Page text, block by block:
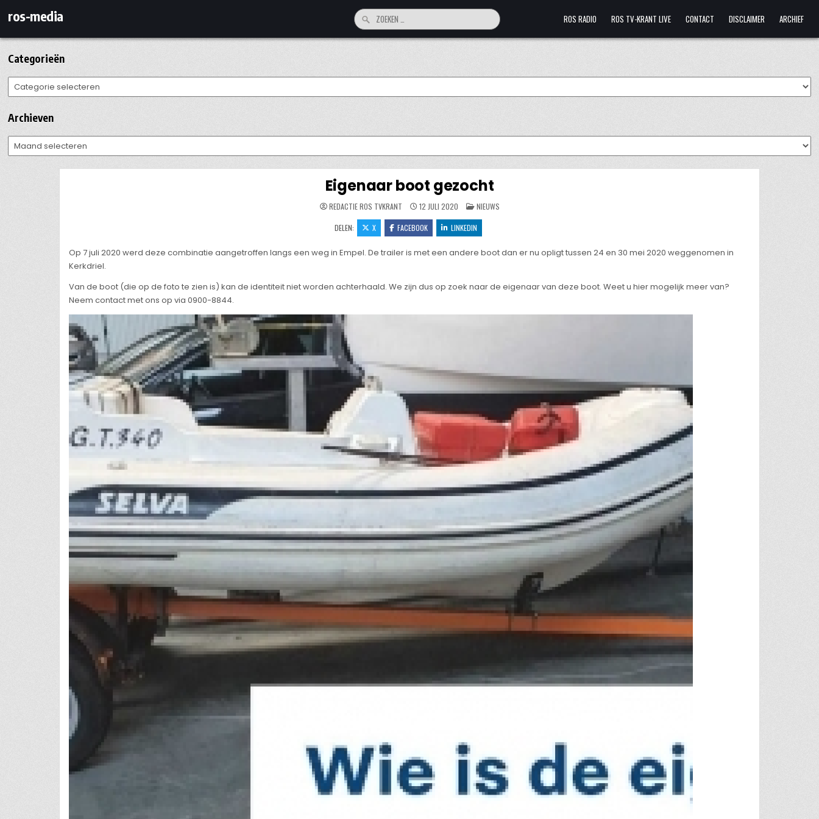
naar
inhoud
ros-media
Zoeken
naar:
ROS RADIO ROS TV-KRANT LIVE CONTACT DISCLAIMER ARCHIEF
Categorieën
Categorieën
Archieven
Archieven
Eigenaar boot gezocht
REDACTIE ROS TVKRANT 12 JULI 2020 GEPLAATST
IN
NIEUWS
DELEN: X FACEBOOK LINKEDIN
Op 7 juli 2020 werd deze combinatie aangetroffen langs een weg in Empel. De trailer is met een andere boot dan er nu opligt tussen 24 en 30 mei 2020 weggenomen in
Kerkdriel.
Van de boot (die op de foto te zien is) kan de identiteit niet worden achterhaald. We zijn dus op zoek naar de eigenaar van deze boot. Weet u hier mogelijk meer van?
Neem contact met ons op via 0900-8844.